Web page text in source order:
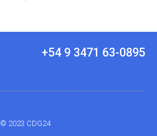
+54 9 3471 63-0895
© 2023 CDG24